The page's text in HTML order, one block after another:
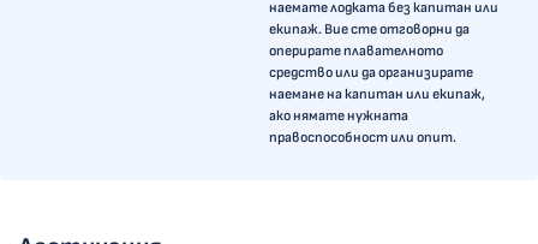
наемате лодката без капитан или
екипаж. Вие сте отговорни да
оперирате плавателното
средство или да организирате
наемане на капитан или екипаж,
ако нямате нужната
правоспособност или опит.